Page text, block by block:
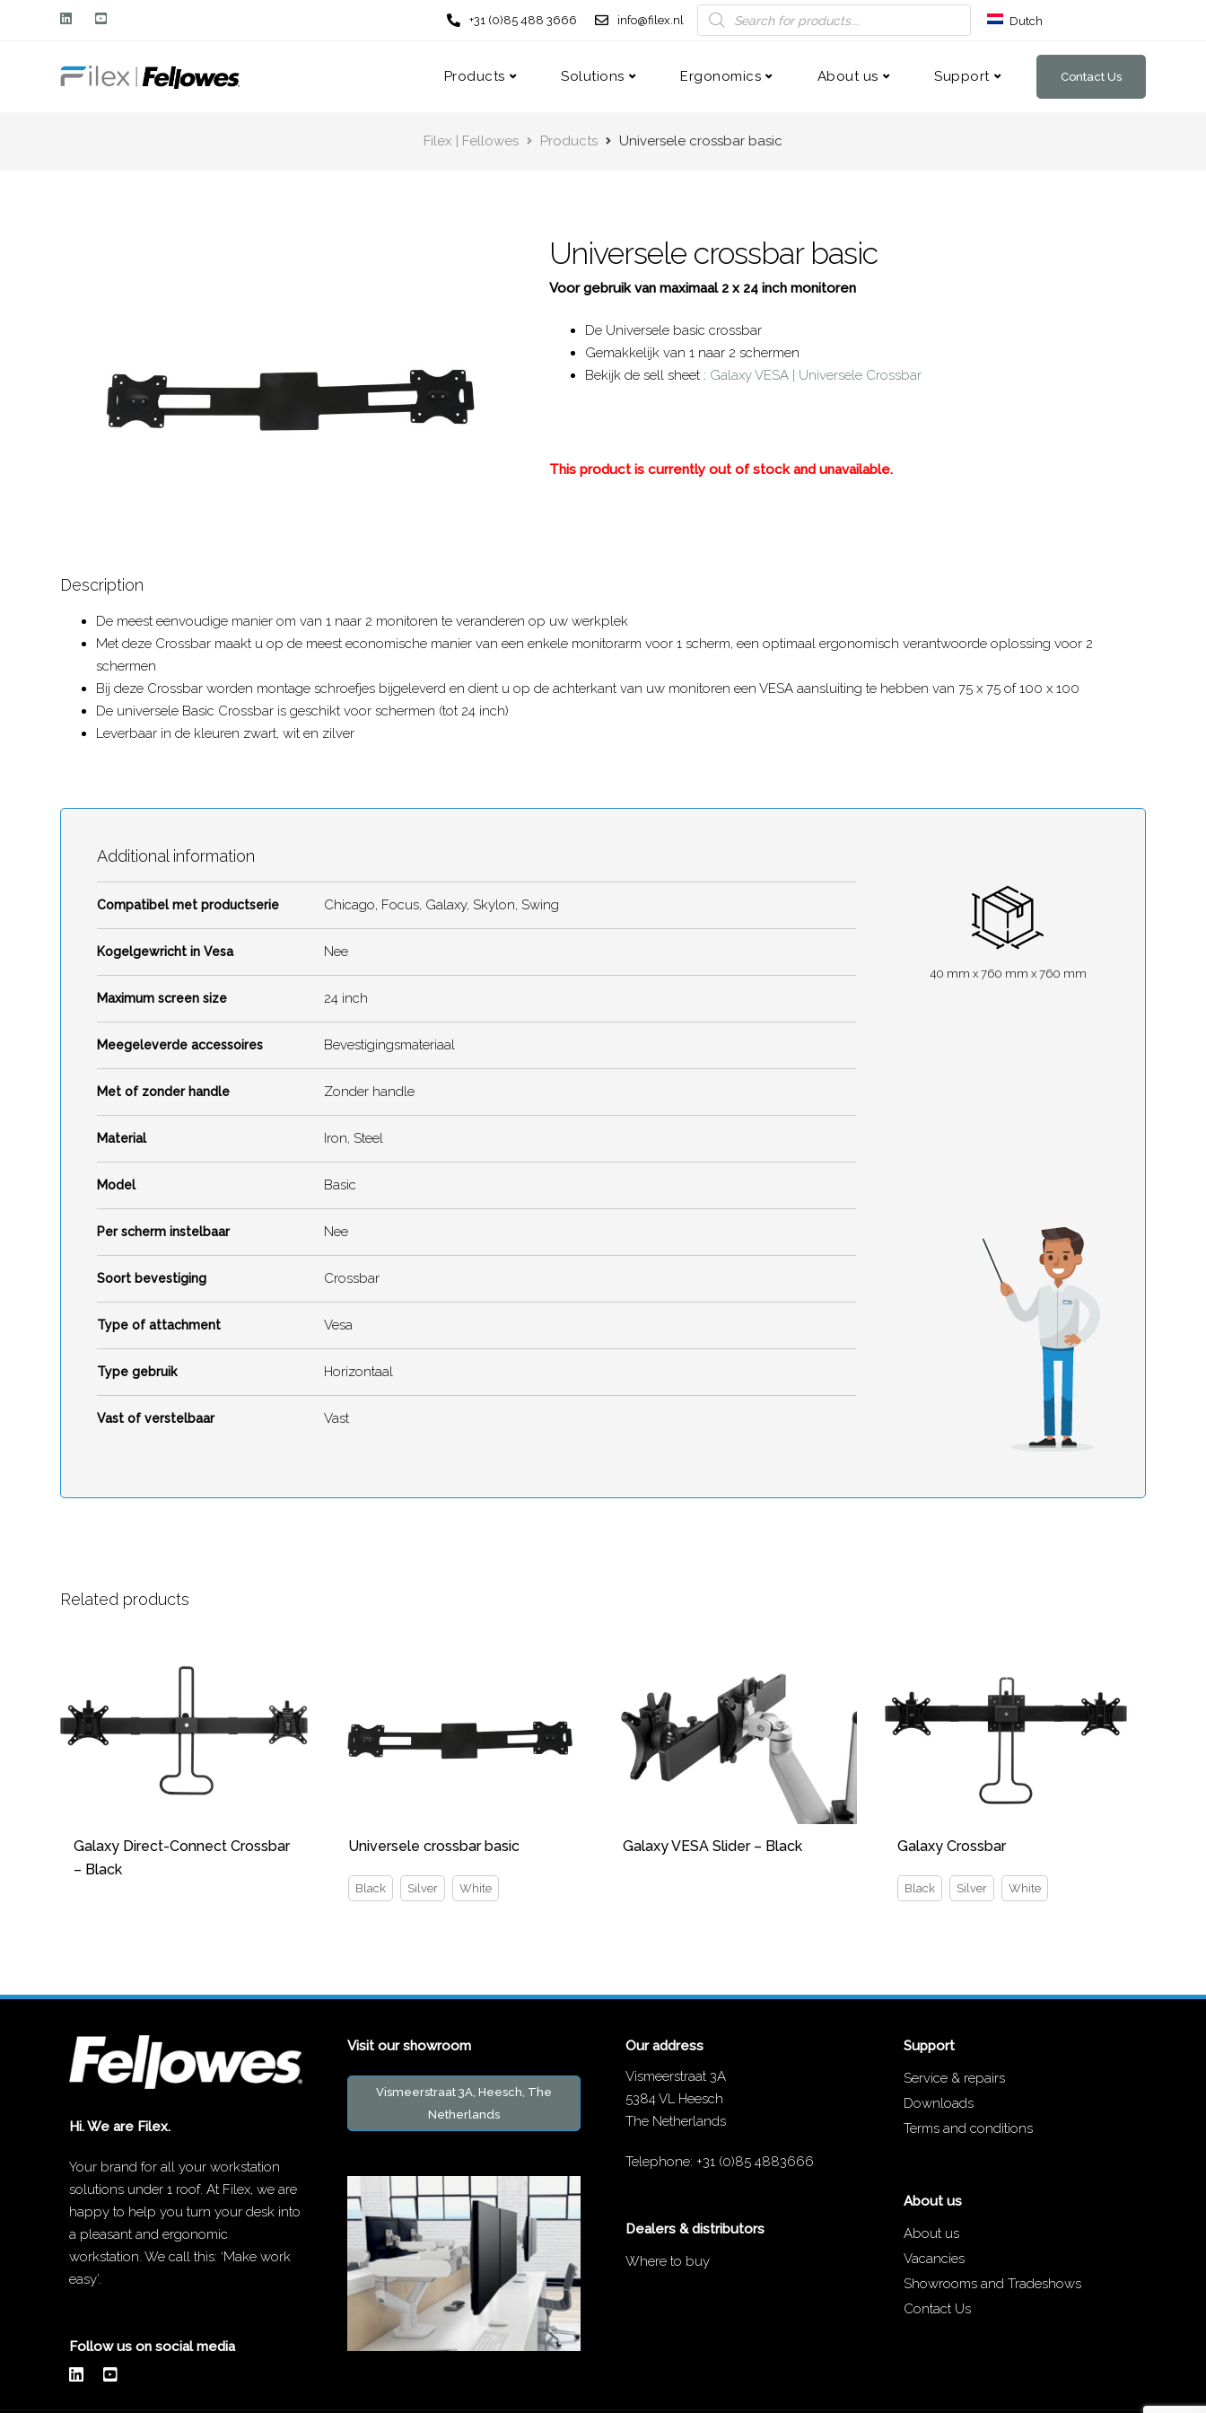
+31 (0)85 488 3666 info@filex.nl
Dutch
Products Solutions Ergonomics About us Support Contact Us
Filex | Fellowes Products Universele crossbar basic
Universele crossbar basic
Voor gebruik van maximaal 2 x 24 inch monitoren
De Universele basic crossbar
Gemakkelijk van 1 naar 2 schermen
Bekijk de sell sheet : Galaxy VESA | Universele Crossbar
This product is currently out of stock and unavailable.
Description
De meest eenvoudige manier om van 1 naar 2 monitoren te veranderen op uw werkplek
Met deze Crossbar maakt u op de meest economische manier van een enkele monitorarm voor 1 scherm, een optimaal ergonomisch verantwoorde oplossing voor 2
schermen
Bij deze Crossbar worden montage schroefjes bijgeleverd en dient u op de achterkant van uw monitoren een VESA aansluiting te hebben van 75 x 75 of 100 x 100
De universele Basic Crossbar is geschikt voor schermen (tot 24 inch)
Leverbaar in de kleuren zwart, wit en zilver
Additional information
Compatibel met productserie Chicago, Focus, Galaxy, Skylon, Swing
Kogelgewricht in Vesa Nee
Maximum screen size 24 inch
Meegeleverde accessoires Bevestigingsmateriaal
Met of zonder handle Zonder handle
Material Iron, Steel
Model Basic
Per scherm instelbaar Nee
Soort bevestiging Crossbar
Type of attachment Vesa
Type gebruik Horizontaal
Vast of verstelbaar Vast
40 mm x 760 mm x 760 mm
Related products
Galaxy Direct-Connect Crossbar
– Black
Universele crossbar basic
Black Silver White
Galaxy VESA Slider – Black Galaxy Crossbar
Black Silver White
Hi. We are Filex.
Your brand for all your workstation
solutions under 1 roof. At Filex, we are
happy to help you turn your desk into
a pleasant and ergonomic
workstation. We call this: ‘Make work
easy’.
Follow us on social media
Visit our showroom
Vismeerstraat 3A, Heesch, The
Netherlands
Our address
Vismeerstraat 3A
5384 VL Heesch
The Netherlands
Telephone: +31 (0)85 4883666
Dealers & distributors
Where to buy
Support
Service & repairs
Downloads
Terms and conditions
About us
About us
Vacancies
Showrooms and Tradeshows
Contact Us